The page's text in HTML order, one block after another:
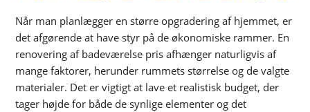
Når man planlægger en større opgradering af hjemmet, er
det afgørende at have styr på de økonomiske rammer. En
renovering af badeværelse pris afhænger naturligvis af
mange faktorer, herunder rummets størrelse og de valgte
materialer. Det er vigtigt at lave et realistisk budget, der
tager højde for både de synlige elementer og det